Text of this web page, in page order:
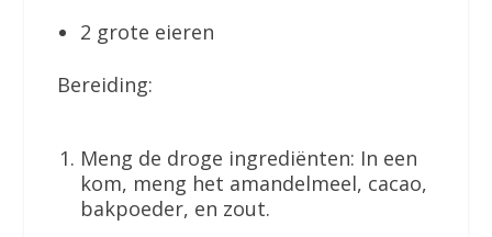
2 grote eieren
Bereiding:
Meng de droge ingrediënten: In een
kom, meng het amandelmeel, cacao,
bakpoeder, en zout.